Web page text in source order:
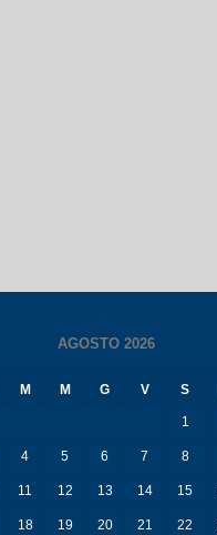
AGOSTO 2026
M M G V S
1
4 5 6 7 8
11 12 13 14 15
18 19 20 21 22